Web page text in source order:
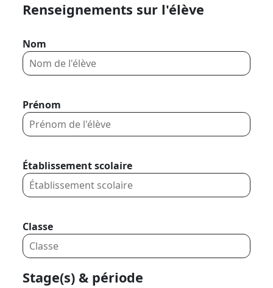
Renseignements sur l'élève
Nom
Prénom
Établissement scolaire
Classe
Stage(s) & période